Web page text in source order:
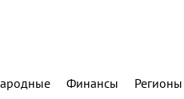
Финансы Регионы